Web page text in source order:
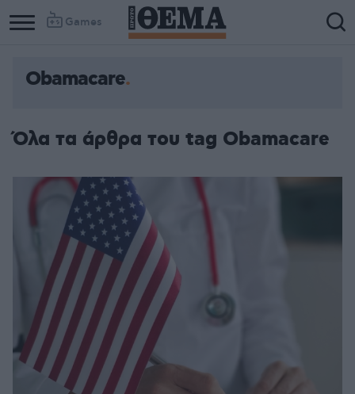
Games
Obamacare
Όλα τα άρθρα του tag Obamacare